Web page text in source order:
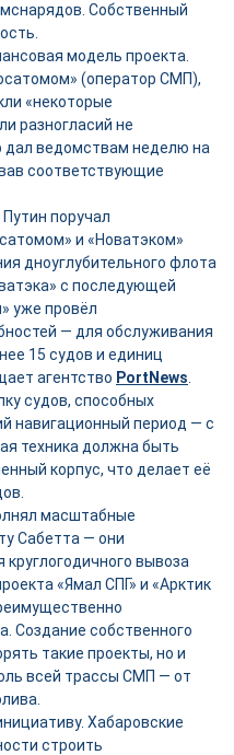
Собственный
модель проекта.
(оператор СМП),
«некоторые
разногласий не
дал ведомствам неделю на
соответствующие
поручал
и «Новатэком»
дноуглубительного флота
с последующей
уже провёл
— для обслуживания
15 судов и единиц
агентство PortNews
судов, способных
навигационный период — с
техника должна быть
корпус, что делает её
масштабные
Сабетта — они
вывоза
«Ямал СПГ» и «Арктик
Создание собственного
такие проекты, но и
всей трассы СМП — от
Хабаровские
строить